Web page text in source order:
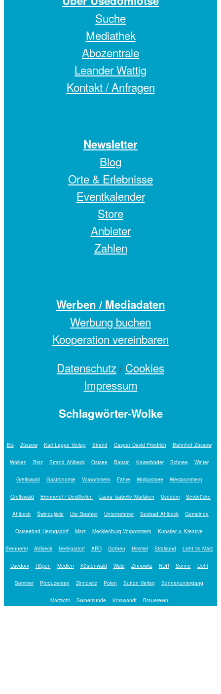
Suche
Mediathek
Abozentrale
Leander Wattig
Kontakt / Anfragen
Newsletter
Blog
Orte & Erlebnisse
Eventkalender
Store
Anbieter
Zahlen
Werben / Mediadaten
Werbung buchen
Kooperation vereinbaren
Datenschutz/ Cookies
Impressum
Schlagwörter-Wolke
Eis Züssow Karl Lappe Verlag Strand Caspar David Friedrich Bahnhof Züssow
Wolken Binz Strand Ahlbeck Ostsee Bansin Kaiserbäder Schnee Winter
Greifswald Gastronomie Vorpommern Fähre Wolgastsee Westpommern
Greifswald Brennerei / Destillerien Laura Isabelle Marisken Usedom Seebrücke
Ahlbeck Świnoujście Ute Spohler Unternehmer Seebad Ahlbeck Gemeinde
Ostseebad Heringsdorf März Mecklenburg-Vorpommern Künstler & Kreative
Brennerei Ahlbeck Heringsdorf ARD Gothen Himmel Stralsund Licht im März
Usedom Rügen Medien Küstenwald Wald Zinnowitz NDR Sonne Licht
Sommer Produzenten Zinnowitz Polen Sutton Verlag Sonnenuntergang
Märzlicht Swinemünde Korswandt Brauereien